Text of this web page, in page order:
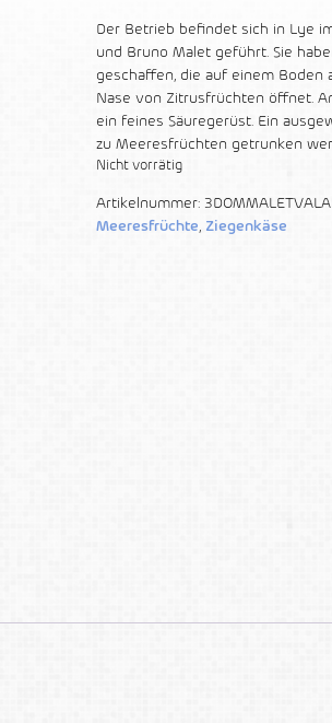
Der Betrieb befindet sich in Lye
und Bruno Malet geführt. Sie
geschaffen, die auf einem
Nase von Zitrusfrüchten öffnet.
ein feines Säuregerüst. Ein
zu Meeresfrüchten getrunken
Nicht vorrätig
Artikelnummer:
Meeresfrüchte, Ziegenkäse